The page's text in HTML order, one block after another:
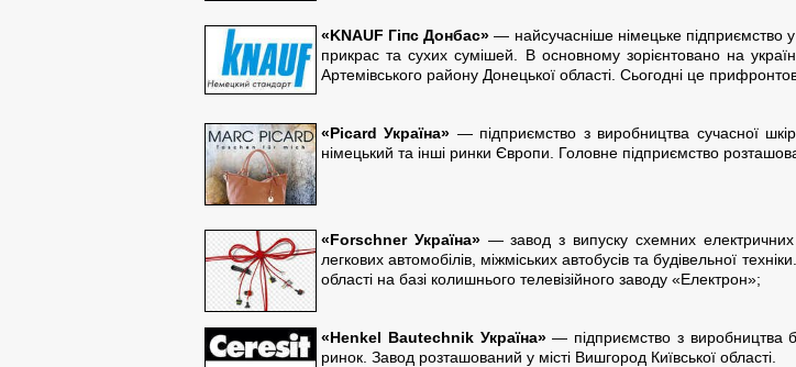
«KNAUF Гіпс Донбас» — найсучасніше німецьке підприємство у
прикрас та сухих сумішей. В основному зорієнтовано на
Артемівського району Донецької області. Сьогодні це
«Picard Україна» — підприємство з виробництва сучасної
німецький та інші ринки Європи. Головне підприємство
«Forschner Україна»— завод з випуску схемних електричних
легкових автомобілів, міжміських автобусів та будівельної
області на базі колишнього телевізійного заводу «Електрон»;
«Henkel Bautechnik Україна»— підприємство з виробництва
ринок. Завод розташований у місті Вишгород Київської області.